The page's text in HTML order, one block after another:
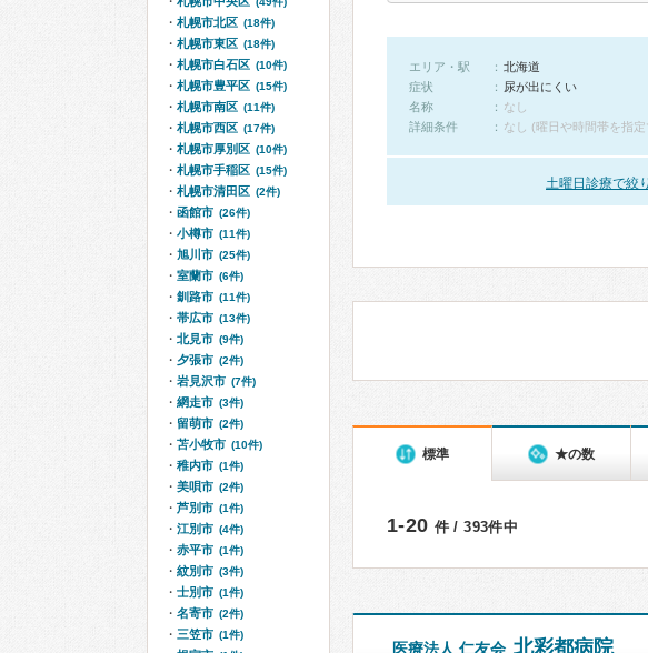
エリア・駅
北海道
症状
尿が出にくい
名称
なし
詳細条件
なし (曜日や時間帯を指
土曜日診療で絞
標準 ★の数
1-20 件 / 393件中
医療法人 仁友会 北彩都病院
札幌市北区 (18件)
札幌市東区 (18件)
札幌市白石区 (10件)
札幌市豊平区 (15件)
札幌市南区 (11件)
札幌市西区 (17件)
札幌市厚別区 (10件)
札幌市手稲区 (15件)
札幌市清田区 (2件)
函館市 (26件)
小樽市 (11件)
旭川市 (25件)
室蘭市 (6件)
釧路市 (11件)
帯広市 (13件)
北見市 (9件)
夕張市 (2件)
岩見沢市 (7件)
網走市 (3件)
留萌市 (2件)
苫小牧市 (10件)
稚内市 (1件)
美唄市 (2件)
芦別市 (1件)
江別市 (4件)
赤平市 (1件)
紋別市 (3件)
士別市 (1件)
名寄市 (2件)
三笠市 (1件)